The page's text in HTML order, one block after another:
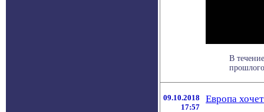
В
09.10.2018
17:57
Европа